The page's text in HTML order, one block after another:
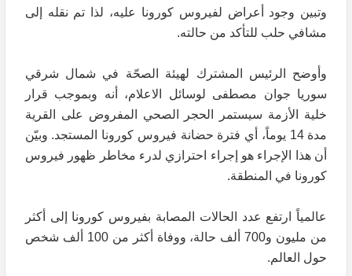
وتبين وجود أعراض لفيروس كورونا عليه، لذا تم نقله إلى
مشافي حلب للتأكد من حالته.
وأوضح الرئيس المشترك لهيئة الصحّة في شمال شرقي
سوريا جوان مصطفى لوسائل الاعلام، أنه وبموجب قرار
خلية الأزمة سيستمر الحجر الصحي المفروض على القرية
مدة 14 يوماً، أي فترة حضانة فيروس كورونا المستجد. وبيّن
أن هذا الإجراء هو إجراء احترازي لدرء مخاطر ظهور فيروس
كورونا في المنطقة.
عالمياً ارتفع عدد الحالات المصابة بفيروس كورونا إلى أكثر
من مليون و700 ألف حالة، ووفاة أكثر من 100 ألف شخص
حول العالم.